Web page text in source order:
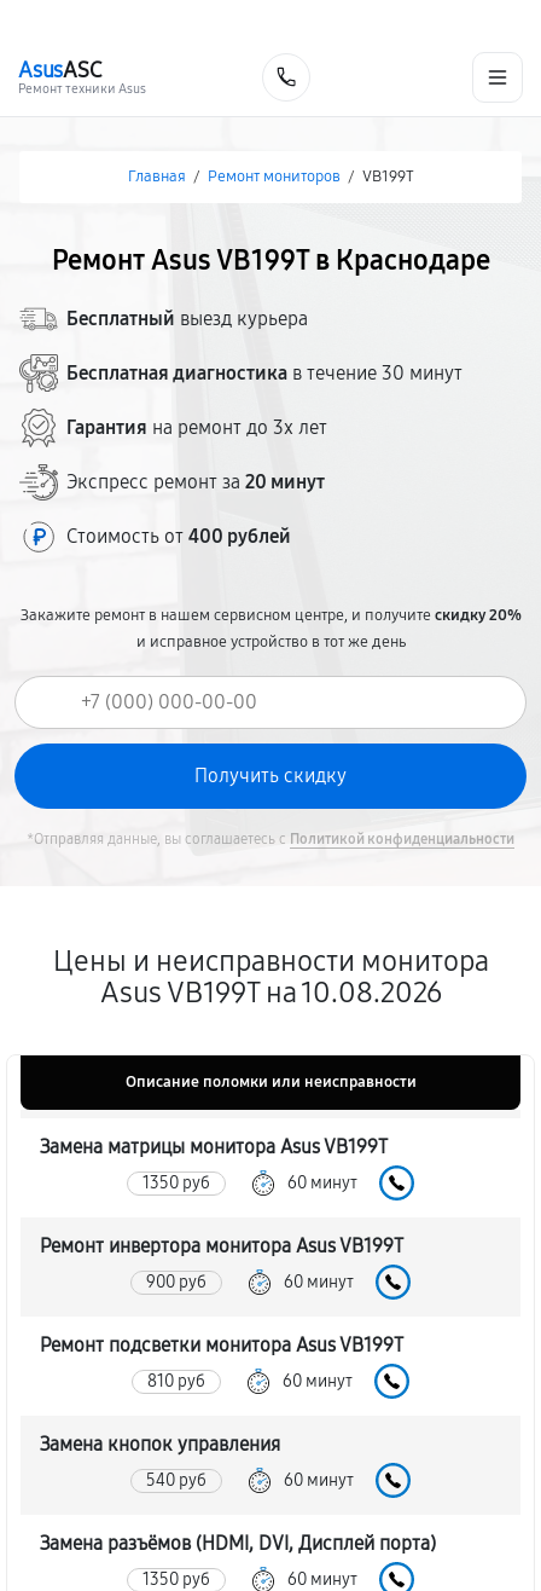
AsusASC
Ремонт техники Asus
Главная / Ремонт мониторов / VB199T
Ремонт Asus VB199T в Краснодаре
Бесплатный выезд курьера
Бесплатная диагностика в течение 30 минут
Гарантия на ремонт до 3х лет
Экспресс ремонт за 20 минут
Стоимость от 400 рублей
Закажите ремонт в нашем сервисном центре, и получитескидку 20%
и исправное устройство в тот же день
*Отправляя данные, вы соглашаетесь с Политикой конфиденциальности
Цены и неисправности монитора
Asus VB199T на 10.08.2026
Описание поломки или неисправности
Замена матрицы монитора Asus VB199T
1350 руб 60 минут
Ремонт инвертора монитора Asus VB199T
900 руб 60 минут
Ремонт подсветки монитора Asus VB199T
810 руб 60 минут
Замена кнопок управления
540 руб 60 минут
Замена разъёмов (HDMI, DVI, Дисплей порта)
1350 руб 60 минут